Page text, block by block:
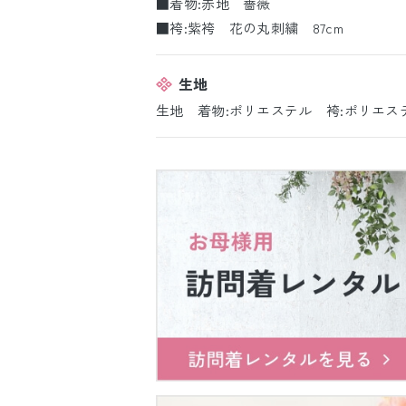
■袴:紫袴 花の丸刺繍 87cm
生地
生地 着物:ポリエステル 袴:ポリエス